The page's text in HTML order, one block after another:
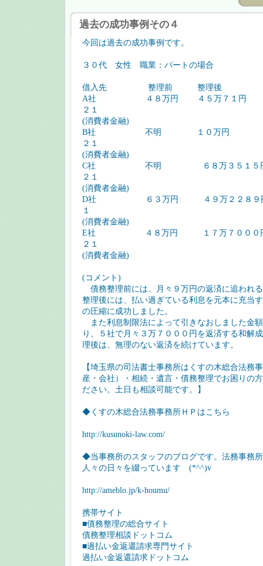
過去の成功事例その４
今回は過去の成功事例です。
３０代 女性 職業：パートの場合
借入先 整理前 整理後
A社 ４８万円 ４５万７１円 H
２１
(消費者金融)
B社 不明 １０万円 H．
２１
(消費者金融)
C社 不明 ６８万３５１５円 H
２１
(消費者金融)
D社 ６３万円 ４９万２２８９円
１
(消費者金融)
E社 ４８万円 １７万７０００円
２１
(消費者金融)
(コメント)
債務整理前には、月々９万円の返済に追われ
整理後には、払い過ぎている利息を元本に充当
の圧縮に成功しました。
また利息制限法によって引きなおしました金
り、５社で月々３万７０００円を返済する和解
理後は、無理のない返済を続けています。
【埼玉県の司法書士事務所はくすの木総合法務
産・会社）・相続・遺言・債務整理でお困りの
ださい。土日も相談可能です。】
◆くすの木総合法務事務所ＨＰはこちら
http://kusunoki-law.com/
◆当事務所のスタッフのブログです。法務事務
人々の日々を綴っています (*^^)v
http://ameblo.jp/k-houmu/
携帯サイト
■債務整理の総合サイト
債務整理相談ドットコム
■過払い金返還請求専門サイト
過払い金返還請求ドットコム